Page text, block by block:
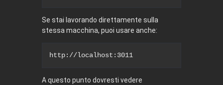
Se stai lavorando direttamente sulla
stessa macchina, puoi usare anche:
http://localhost:3011
A questo punto dovresti vedere